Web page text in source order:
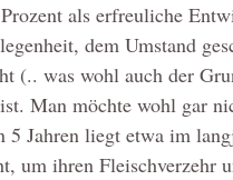
als erfreuliche
dem Umstand
(.. was wohl auch der
Man möchte wohl gar
5 Jahren liegt etwa im
um ihren Fleischverzehr